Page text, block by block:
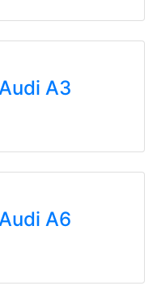
A3
A6